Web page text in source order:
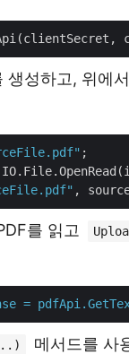
생성하고, 위에
를 읽고
=
메서드를 사